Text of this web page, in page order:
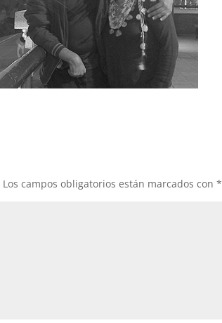
Los campos obligatorios están marcados con*